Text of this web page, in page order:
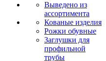
Выведено из
ассортимента
Кованые изделия
Рожки обувные
Заглушки для
профильной
трубы